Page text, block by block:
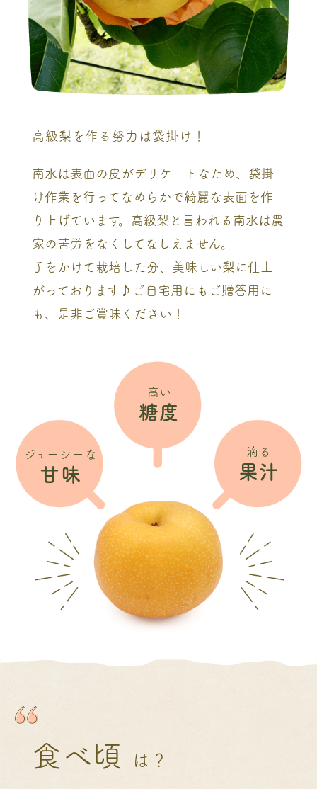
高級梨を作る努力は袋掛け！
南水は表面の皮がデリケートなため、袋掛
け作業を行ってなめらかで綺麗な表面を作
り上げています。高級梨と言われる南水は農
家の苦労をなくしてなしえません。
手をかけて栽培した分、美味しい梨に仕上
がっております♪ご自宅用にもご贈答用に
も、是非ご賞味ください！
ジューシーな
甘味
高い
糖度
滴る
果汁
食べ頃 は？